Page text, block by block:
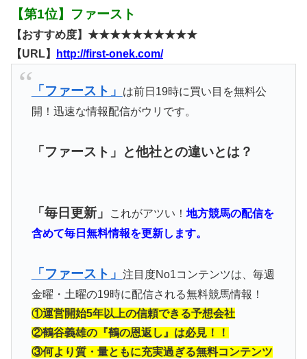
【第1位】ファースト
【おすすめ度】★★★★★★★★★★
【URL】
http://first-onek.com/
「ファースト」
は前日19時に買い目を無料公
開！迅速な情報配信がウリです。
「ファースト」と他社との違いとは？
「毎日更新」 これがアツい！ 地方競馬の配信を
含めて毎日無料情報を更新します。
「ファースト」 注目度No1コンテンツは、毎週
金曜・土曜の19時に配信される無料競馬情報！
①運営開始5年以上の信頼できる予想会社
②鶴谷義雄の『鶴の恩返し』は必見！！
③何より質・量ともに充実過ぎる無料コンテンツ